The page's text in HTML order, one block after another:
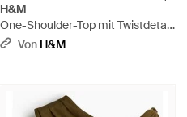
H&M
One-Shoulder-Top mit Twistdetail
- RotVon H&M